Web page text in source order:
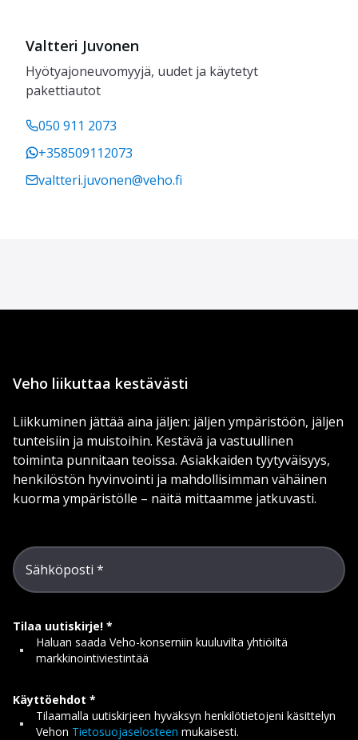
Valtteri Juvonen
Hyötyajoneuvomyyjä, uudet ja käytetyt
pakettiautot
050 911 2073
+358509112073
valtteri.juvonen@veho.fi
Veho liikuttaa kestävästi
Liikkuminen jättää aina jäljen: jäljen ympäristöön, jäljen
tunteisiin ja muistoihin. Kestävä ja vastuullinen
toiminta punnitaan teoissa. Asiakkaiden tyytyväisyys,
henkilöstön hyvinvointi ja mahdollisimman vähäinen
kuorma ympäristölle – näitä mittaamme jatkuvasti.
Sähköposti
Tilaa uutiskirje!
Haluan saada Veho-konserniin kuuluvilta yhtiöiltä
markkinointiviestintää
Käyttöehdot
Tilaamalla uutiskirjeen hyväksyn henkilötietojeni käsittelyn
Vehon Tietosuojaselosteen mukaisesti.